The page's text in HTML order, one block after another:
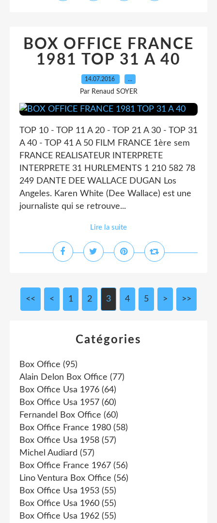
BOX OFFICE FRANCE
1981 TOP 31 A 40
14.07.2016 …
Par Renaud SOYER
TOP 10 - TOP 11 A 20 - TOP 21 A 30 - TOP 31
A 40 - TOP 41 A 50 FILM FRANCE 1ère sem
FRANCE REALISATEUR INTERPRETE
INTERPRETE 31 HURLEMENTS 1 210 582 78
249 DANTE DEE WALLACE DUGAN Los
Angeles. Karen White (Dee Wallace) est une
journaliste qui se retrouve...
Lire la suite
<< < 1 2 3 4 5 > >>
Catégories
Box Office (95)
Alain Delon Box Office (77)
Box Office Usa 1976 (64)
Box Office Usa 1957 (60)
Fernandel Box Office (60)
Box Office France 1980 (58)
Box Office Usa 1958 (57)
Michel Audiard (57)
Box Office France 1967 (56)
Lino Ventura Box Office (56)
Box Office Usa 1953 (55)
Box Office Usa 1960 (55)
Box Office Usa 1962 (55)